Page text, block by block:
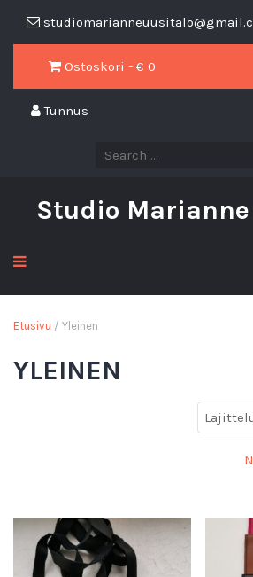
Ostoskori - € 0
Tunnus
Studio
Etusivu / Yleinen
YLEINEN